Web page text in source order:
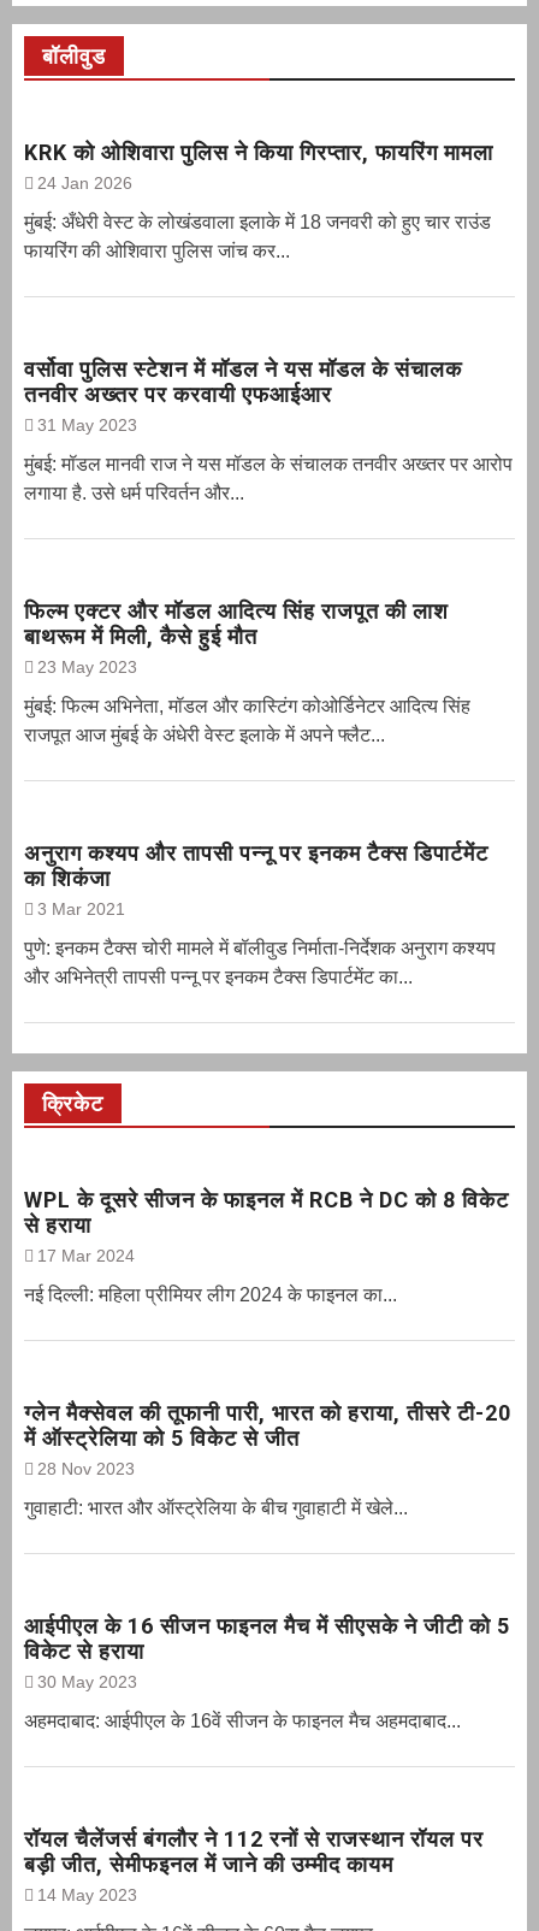
बॉलीवुड
KRK को ओशिवारा पुलिस ने किया गिरप्तार, फायरिंग मामला
24 Jan 2026
मुंबई: अँधेरी वेस्ट के लोखंडवाला इलाके में 18 जनवरी को हुए चार राउंड
फायरिंग की ओशिवारा पुलिस जांच कर...
वर्सोवा पुलिस स्टेशन में मॉडल ने यस मॉडल के संचालक
तनवीर अख्तर पर करवायी एफआईआर
31 May 2023
मुंबई: मॉडल मानवी राज ने यस मॉडल के संचालक तनवीर अख्तर पर आरोप
लगाया है. उसे धर्म परिवर्तन और...
फिल्म एक्टर और मॉडल आदित्य सिंह राजपूत की लाश
बाथरूम में मिली, कैसे हुई मौत
23 May 2023
मुंबई: फिल्म अभिनेता, मॉडल और कास्टिंग कोओर्डिनेटर आदित्य सिंह
राजपूत आज मुंबई के अंधेरी वेस्ट इलाके में अपने फ्लैट...
अनुराग कश्यप और तापसी पन्नू पर इनकम टैक्स डिपार्टमेंट
का शिकंजा
3 Mar 2021
पुणे: इनकम टैक्स चोरी मामले में बॉलीवुड निर्माता-निर्देशक अनुराग कश्यप
और अभिनेत्री तापसी पन्नू पर इनकम टैक्स डिपार्टमेंट का...
क्रिकेट
WPL के दूसरे सीजन के फाइनल में RCB ने DC को 8 विकेट
से हराया
17 Mar 2024
नई दिल्ली: महिला प्रीमियर लीग 2024 के फाइनल का...
ग्‍लेन मैक्‍सेवल की तूफानी पारी, भारत को हराया, तीसरे टी-20
में ऑस्ट्रेलिया को 5 विकेट से जीत
28 Nov 2023
गुवाहाटी: भारत और ऑस्‍ट्रेलिया के बीच गुवाहाटी में खेले...
आईपीएल के 16 सीजन फाइनल मैच में सीएसके ने जीटी को 5
विकेट से हराया
30 May 2023
अहमदाबाद: आईपीएल के 16वें सीजन के फाइनल मैच अहमदाबाद...
रॉयल चैलेंजर्स बंगलौर ने 112 रनों से राजस्थान रॉयल पर
बड़ी जीत, सेमीफइनल में जाने की उम्मीद कायम
14 May 2023